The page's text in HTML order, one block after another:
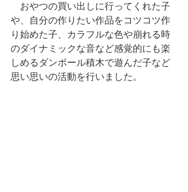
おやつの買い出しに行ってくれた子
や、自分の作りたい作品をコツコツ作
り始めた子、カラフルな色や崩れる時
のダイナミックな音など感覚的にも楽
しめるダンボール積木で遊んだ子など
思い思いの活動を行いました。